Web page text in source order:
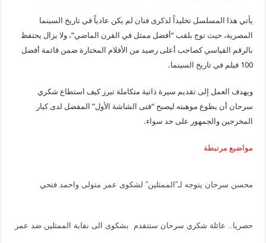
يأتي هذا المسلسل تخليداً لذكرى فنان لم يكن عادياً في تاريخ السينما
المصرية، حيث توج بلقب “أفضل ممثل في القرن الماضي”، ولا يزال يحتفظ
بالرقم القياسي كصاحب أعلى رصيد من الأفلام المختارة ضمن قائمة أفضل
100 فيلم في تاريخ السينما.
ويهدف العمل إلى تقديم سيرة ذاتية متكاملة تبرز كيف استطاع شكري
سرحان أن يطوع موهبته ليصبح “فتى الشاشة الأول” المفضل لدى كبار
المخرجين والجمهور على حد سواء.
مواضيع مرتبطة
محسن سرحان يتوجه لـ”الممثلين” لشكوى عمر متولى واحمد فتحي
حصريا.. عائلة شكري سرحان ستتقدم بشكوى الى نقابة الممثلين ضد عمر